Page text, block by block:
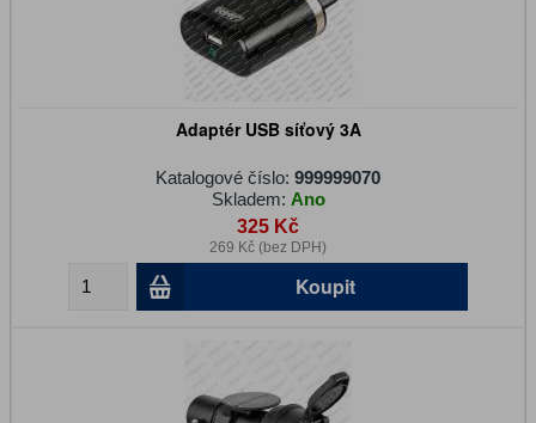
Adaptér USB síťový 3A
Katalogové číslo: 999999070
Skladem: Ano
325 Kč
269 Kč (bez DPH)
Koupit